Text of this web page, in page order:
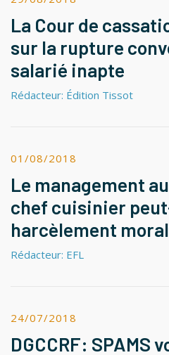
La Cour de
sur la rupture
salarié inapte
Rédacteur: Édition Tissot
01/08/2018
Le management
chef cuisinier
harcèlement
Rédacteur: EFL
24/07/2018
DGCCRF: SPAMS